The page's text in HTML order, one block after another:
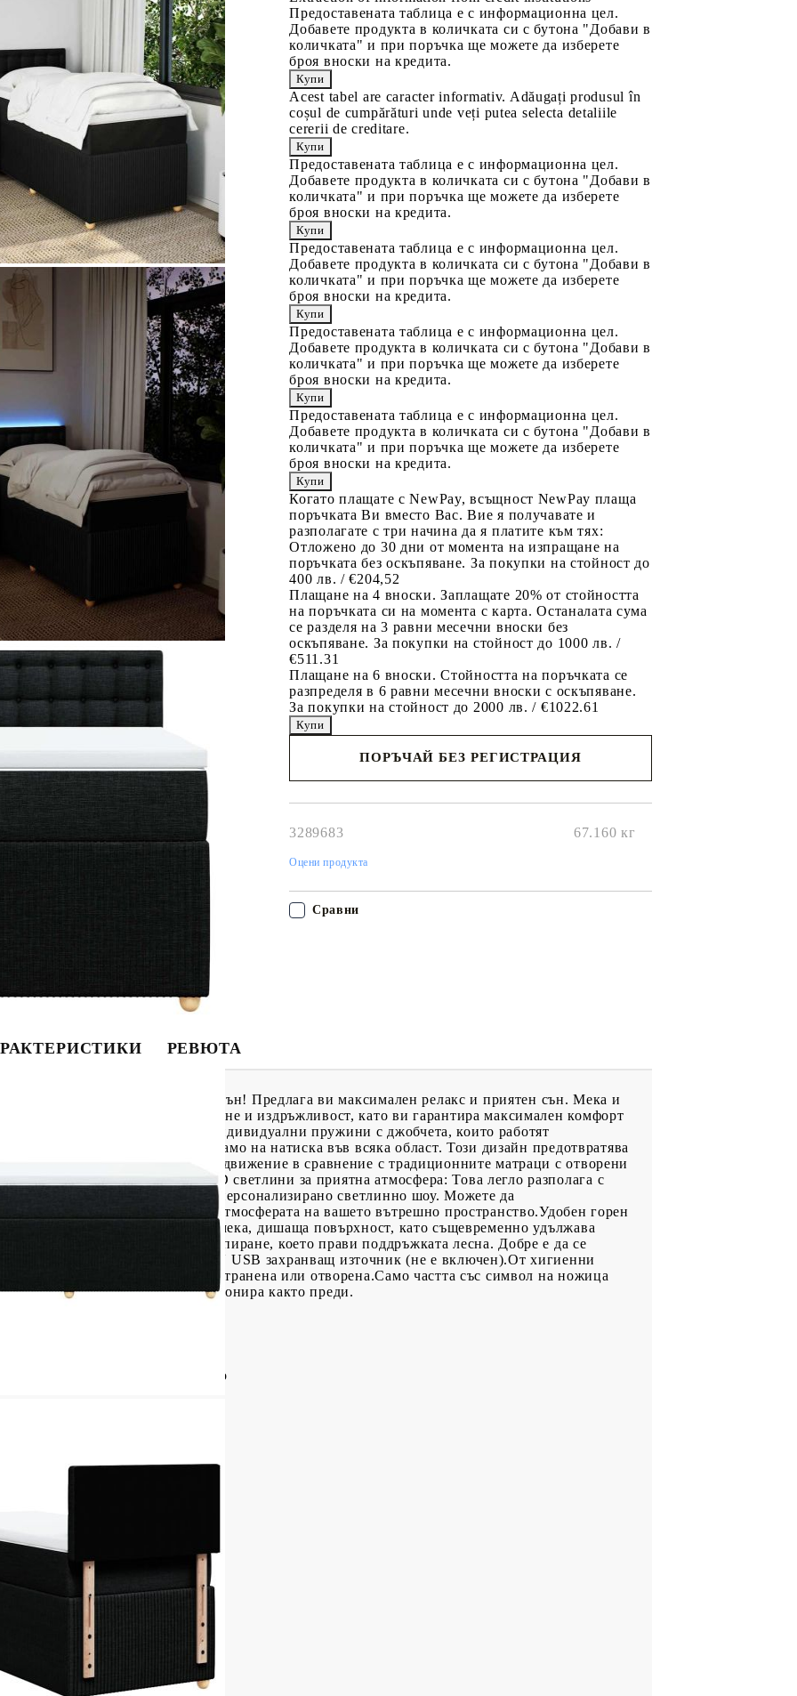
Предоставената таблица е с информационна цел.
Добавете продукта в количката си с бутона "Добави в
количката" и при поръчка ще можете да изберете
броя вноски на кредита.
Acest tabel are caracter informativ. Adăugați produsul în
coșul de cumpărături unde veți putea selecta detaliile
cererii de creditare.
Предоставената таблица е с информационна цел.
Добавете продукта в количката си с бутона "Добави в
количката" и при поръчка ще можете да изберете
броя вноски на кредита.
Предоставената таблица е с информационна цел.
Добавете продукта в количката си с бутона "Добави в
количката" и при поръчка ще можете да изберете
броя вноски на кредита.
Предоставената таблица е с информационна цел.
Добавете продукта в количката си с бутона "Добави в
количката" и при поръчка ще можете да изберете
броя вноски на кредита.
Предоставената таблица е с информационна цел.
Добавете продукта в количката си с бутона "Добави в
количката" и при поръчка ще можете да изберете
броя вноски на кредита.
Когато плащате с NewPay, всъщност NewPay плаща
поръчката Ви вместо Вас. Вие я получавате и
разполагате с три начина да я платите към тях:
Отложено до 30 дни от момента на изпращане на
поръчката без оскъпяване. За покупки на стойност до
400 лв. / €204,52
Плащане на 4 вноски. Заплащате 20% от стойността
на поръчката си на момента с карта. Останалата сума
се разделя на 3 равни месечни вноски без
оскъпяване. За покупки на стойност до 1000 лв. /
€511.31
Плащане на 6 вноски. Стойността на поръчката се
разпределя в 6 равни месечни вноски с оскъпяване.
За покупки на стойност до 2000 лв. / €1022.61
ПОРЪЧАЙ БЕЗ РЕГИСТРАЦИЯ
3289683 67.160 кг
Оцени продукта
Сравни
РЕВЮТА
за да се насладите на спокоен сън! Предлага ви максимален релакс и приятен сън. Мека и
материя съчетава мекота, дишане и издръжливост, като ви гарантира максимален комфорт
матрак с джоб пружини има индивидуални пружини с джобчета, които работят
опора, като реагират само на натиска във всяка област. Този дизайн предотвратява
и намалява прехвърлянето на движение в сравнение с традиционните матраци с отворени
тялото индивидуално.LED светлини за приятна атмосфера: Това легло разполага с
се регулират, за да се създаде персонализирано светлинно шоу. Можете да
и яркостта, за да подобрите атмосферата на вашето вътрешно пространство.Удобен горен
опората и комфорта със своята мека, дишаща повърхност, като същевременно удължава
му калъф позволява лесно изпиране, което прави поддръжката лесна. Добре е да се
който изисква сертифициран 5V USB захранващ източник (не е включен).От хигиенни
върнат, ако опаковката е отстранена или отворена.Само частта със символ на ножица
с USB ще продължи да функционира както преди.
шперплат, инженерно дърво
пяна